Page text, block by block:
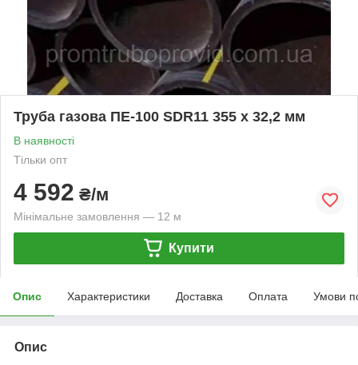
Труба газова ПЕ-100 SDR11 355 х 32,2 мм
В наявності
Тільки опт
4 592 ₴/м
Мінімальне замовлення — 12 м
Купити
Опис Характеристики Доставка Оплата Умови
Опис